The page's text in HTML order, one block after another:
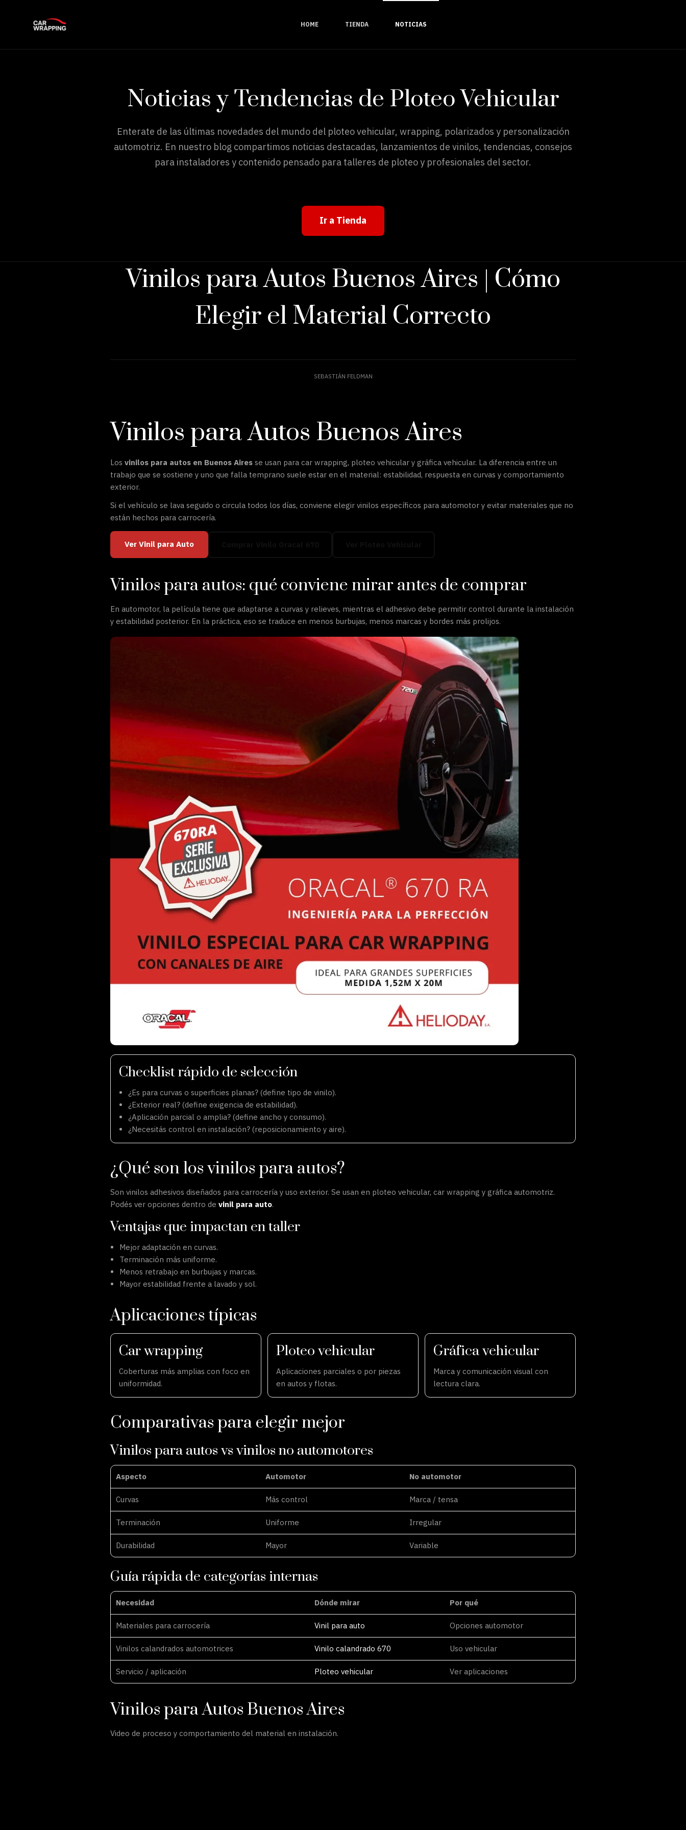
HOME TIENDA NOTICIAS
Noticias y Tendencias de Ploteo Vehicular
Enterate de las últimas novedades del mundo del ploteo vehicular, wrapping, polarizados y personalización
automotriz. En nuestro blog compartimos noticias destacadas, lanzamientos de vinilos, tendencias, consejos
para instaladores y contenido pensado para talleres de ploteo y profesionales del sector.
Ir a Tienda
Vinilos para Autos Buenos Aires | Cómo
Elegir el Material Correcto
SEBASTIÁN FELDMAN
Vinilos para Autos Buenos Aires
Los vinilos para autos en Buenos Aires se usan para car wrapping, ploteo vehicular y gráfica vehicular. La diferencia entre un
trabajo que se sostiene y uno que falla temprano suele estar en el material: estabilidad, respuesta en curvas y comportamiento
exterior.
Si el vehículo se lava seguido o circula todos los días, conviene elegir vinilos específicos para automotor y evitar materiales que no
están hechos para carrocería.
Ver Vinil para Auto
Vinilos para autos: qué conviene mirar antes de comprar
En automotor, la película tiene que adaptarse a curvas y relieves, mientras el adhesivo debe permitir control durante la instalación
y estabilidad posterior. En la práctica, eso se traduce en menos burbujas, menos marcas y bordes más prolijos.
Checklist rápido de selección
¿Es para curvas o superficies planas? (define tipo de vinilo).
¿Exterior real? (define exigencia de estabilidad).
¿Aplicación parcial o amplia? (define ancho y consumo).
¿Necesitás control en instalación? (reposicionamiento y aire).
¿Qué son los vinilos para autos?
Son vinilos adhesivos diseñados para carrocería y uso exterior. Se usan en ploteo vehicular, car wrapping y gráfica automotriz.
Podés ver opciones dentro de vinil para auto.
Ventajas que impactan en taller
Mejor adaptación en curvas.
Terminación más uniforme.
Menos retrabajo en burbujas y marcas.
Mayor estabilidad frente a lavado y sol.
Aplicaciones típicas
Car wrapping
Coberturas más amplias con foco en
uniformidad.
Ploteo vehicular
Aplicaciones parciales o por piezas
en autos y flotas.
Gráfica vehicular
Marca y comunicación visual con
lectura clara.
Comparativas para elegir mejor
Vinilos para autos vs vinilos no automotores
Aspecto Automotor No automotor
Curvas Más control Marca / tensa
Terminación Uniforme Irregular
Durabilidad Mayor Variable
Guía rápida de categorías internas
Necesidad Dónde mirar Por qué
Materiales para carrocería Vinil para auto Opciones automotor
Vinilos calandrados automotrices Vinilo calandrado 670 Uso vehicular
Servicio / aplicación Ploteo vehicular Ver aplicaciones
Vinilos para Autos Buenos Aires
Video de proceso y comportamiento del material en instalación.